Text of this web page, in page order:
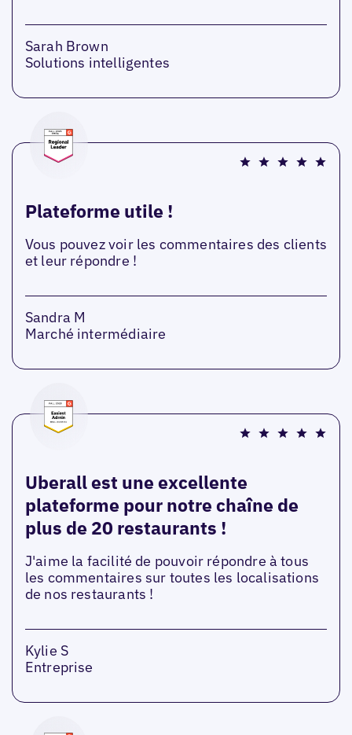
Sarah Brown
Solutions intelligentes
Plateforme utile !
Vous pouvez voir les commentaires des clients
et leur répondre !
Sandra M
Marché intermédiaire
Uberall est une excellente
plateforme pour notre chaîne de
plus de 20 restaurants !
J'aime la facilité de pouvoir répondre à tous
les commentaires sur toutes les localisations
de nos restaurants !
Kylie S
Entreprise